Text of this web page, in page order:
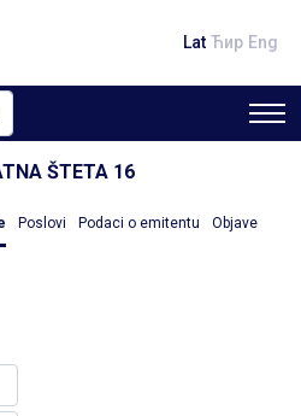
Lat Ћир Eng
ŠTETA 16
Poslovi Podaci o emitentu Objave